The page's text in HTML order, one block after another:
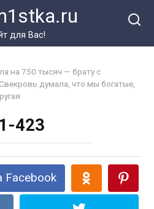
для Вас!
на 750 тысяч — брату с
думала, что мы богатые,
423
Facebook